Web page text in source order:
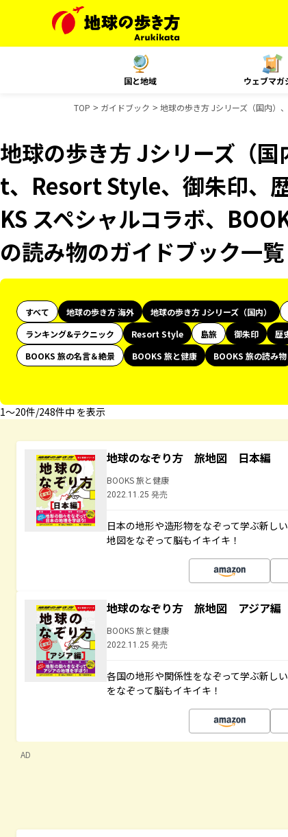
国と地域 ウェブマガ
TOP ガイドブック 地球の歩き方 Jシリーズ（国内）
地球の歩き方 Jシリーズ（
t、Resort Style、御朱印、
KS スペシャルコラボ、
の読み物のガイドブック一覧
すべて 地球の歩き方 海外 地球の歩き方 Jシリーズ（国内）
ランキング&テクニック
Resort Style 島旅 御朱印 歴
BOOKS 旅の名言＆絶景
BOOKS 旅と健康 BOOKS 旅の読み物
1〜20件/248件中 を表示
地球のなぞり方 旅地図 日本編
BOOKS 旅と健康
2022.11.25 発売
日本の地形や造形物をなぞって学ぶ新し
地図をなぞって脳もイキイキ！
地球のなぞり方 旅地図 アジア編
BOOKS 旅と健康
2022.11.25 発売
各国の地形や関係性をなぞって学ぶ新し
をなぞって脳もイキイキ！
AD